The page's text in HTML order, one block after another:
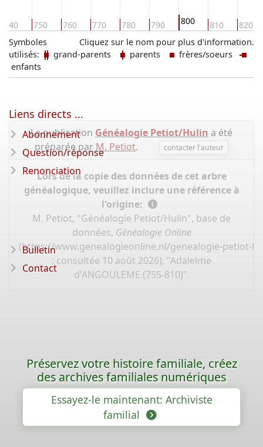
740 750 760 770 780 790 800 810 820
Cliquez sur le nom pour plus d'information.
Symboles
utilisés:
grand-parents parents
frères/soeurs
enfants
La publication Généalogie Petiot/Hulin a été
préparée par M. Petiot. contacter l'auteur
Lors de la copie des données de cet arbre
généalogique, veuillez inclure une référence à
l'origine:
M. Petiot, "Généalogie Petiot/Hulin", base de
données, Généalogie Online
(https://www.genealogieonline.nl/genealogie-petiot-
: consultée 10 août 2026), "Adalelme
d'ANGOULEME (755-810)".
Liens directs ...
Abonnement
Question/réponse
Renonciation
Bulletin
Contact
Préservez votre histoire familiale, créez
des archives familiales numériques
Essayez-le maintenant: Archiviste
familial